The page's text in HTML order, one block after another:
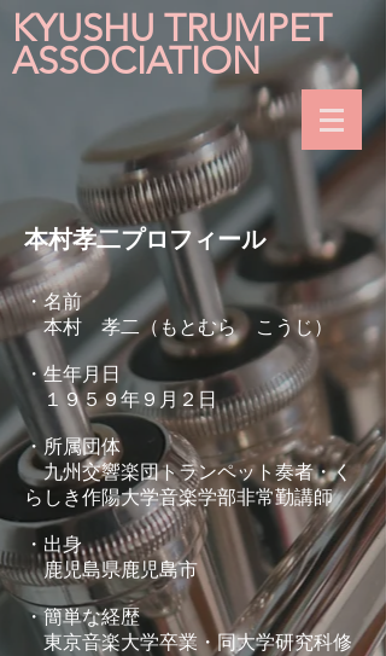
KYUSHU TRUMPET
ASSOCIATION
本村孝二プロフィール
・名前
本村 孝二（もとむら こうじ）
・生年月日
１９５９年９月２日
・所属団体
九州交響楽団トランペット奏者・く
らしき作陽大学音楽学部非常勤講師
・出身
鹿児島県鹿児島市
・簡単な経歴
東京音楽大学卒業・同大学研究科修